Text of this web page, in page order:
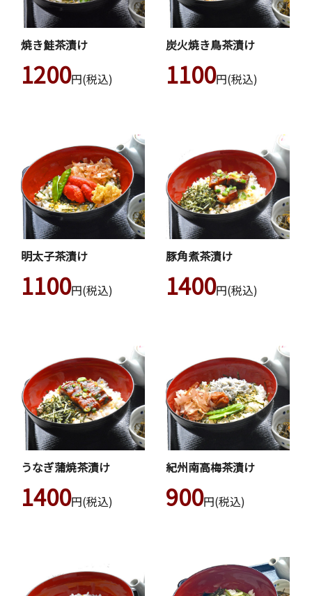
焼き鮭茶漬け
1200円(税込)
炭火焼き鳥茶漬け
1100円(税込)
明太子茶漬け
1100円(税込)
豚角煮茶漬け
1400円(税込)
うなぎ蒲焼茶漬け
1400円(税込)
紀州南高梅茶漬け
900円(税込)